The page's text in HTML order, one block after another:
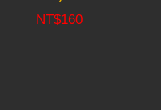
NT$160